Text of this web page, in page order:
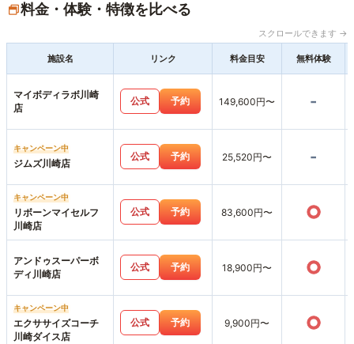
料金・体験・特徴を比べる
スクロールできます →
施設名 リンク 料金目安 無料体験
マイボディラボ川崎
店
公式 予約 149,600円〜 -
キャンペーン中
ジムズ川崎店
公式 予約 25,520円〜 -
キャンペーン中
リボーンマイセルフ
川崎店
公式 予約 83,600円〜 ○
アンドゥスーパーボ
ディ川崎店
公式 予約 18,900円〜 ○
キャンペーン中
エクササイズコーチ
川崎ダイス店
公式 予約 9,900円〜 ○